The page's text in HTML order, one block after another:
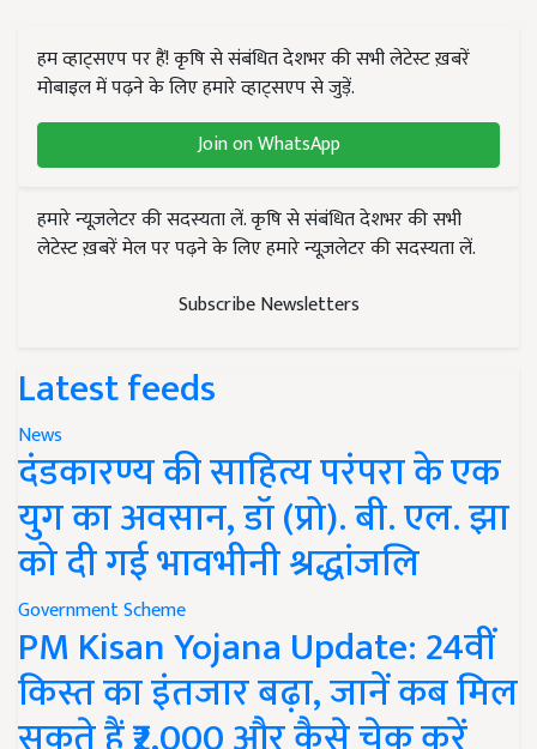
हम व्हाट्सएप पर हैं! कृषि से संबंधित देशभर की सभी लेटेस्ट ख़बरें
मोबाइल में पढ़ने के लिए हमारे व्हाट्सएप से जुड़ें.
Join on WhatsApp
हमारे न्यूज़लेटर की सदस्यता लें. कृषि से संबंधित देशभर की सभी
लेटेस्ट ख़बरें मेल पर पढ़ने के लिए हमारे न्यूज़लेटर की सदस्यता लें.
Subscribe Newsletters
Latest feeds
News
दंडकारण्य की साहित्य परंपरा के एक
युग का अवसान, डॉ (प्रो). बी. एल. झा
को दी गई भावभीनी श्रद्धांजलि
Government Scheme
PM Kisan Yojana Update: 24वीं
किस्त का इंतजार बढ़ा, जानें कब मिल